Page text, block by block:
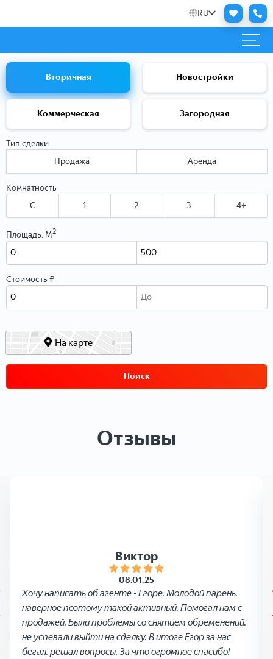
RU
Вторичная Новостройки
Коммерческая Загородная
Тип сделки
Продажа
Аренда
Комнатность
C
1 2 3 4+
Площадь, М2
Стоимость ₽
На карте
Поиск
Отзывы
Виктор
08.01.25
Хочу написать об агенте - Егоре. Молодой парень,
наверное поэтому такой активный. Помогал нам с
продажей. Были проблемы со снятием обременений,
не успевали выйти на сделку. В итоге Егор за нас
бегал, решал вопросы. За что огромное спасибо!